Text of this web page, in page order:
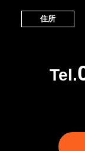
住所
Tel.